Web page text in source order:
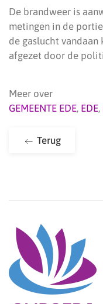
De brandweer is
metingen in de
de gaslucht
afgezet door de
Meer over
GEMEENTE EDE, EDE,
Terug